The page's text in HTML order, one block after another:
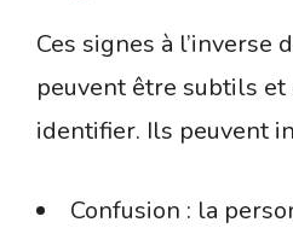
Ces signes à l’inverse
peuvent être subtils et
identifier. Ils peuvent
Confusion : la